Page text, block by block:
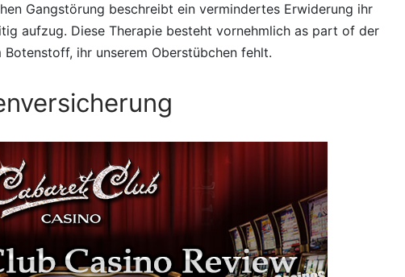
Gangstörung beschreibt ein vermindertes Erwiderung ihr
aufzug. Diese Therapie besteht vornehmlich as part of der
ihr unserem Oberstübchen fehlt.